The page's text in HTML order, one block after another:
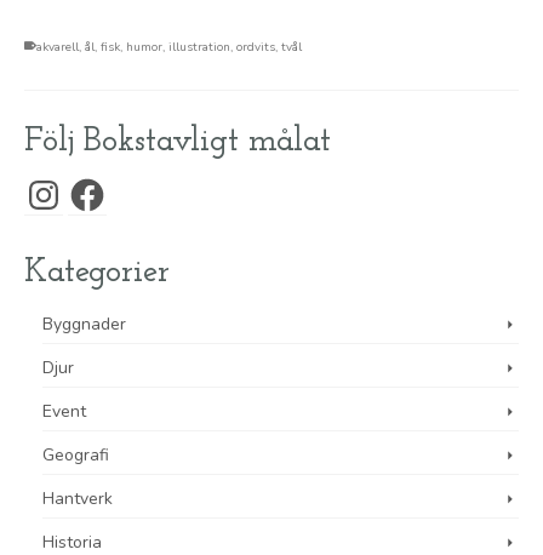
akvarell, ål, fisk, humor, illustration, ordvits, tvål
Följ Bokstavligt målat
InstagramFacebook
Kategorier
Byggnader
Djur
Event
Geografi
Hantverk
Historia